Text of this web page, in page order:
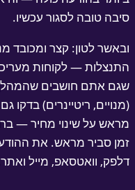
טובה לסגור עכשיו.
לטון: קצר ומכובד
— לקוחות מעריכים
אתם חושבים שהמהלך
ריטיינרים) בדקו
על שינוי מחיר —
סביר מראש. את ההודעה
וואטסאפ, מייל ואתר.